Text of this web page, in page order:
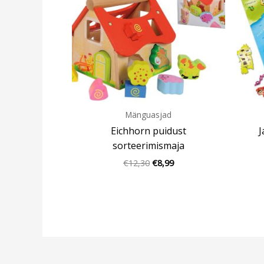
Mänguasjad
Eichhorn puidust
sorteerimismaja
€12,30 €8,99